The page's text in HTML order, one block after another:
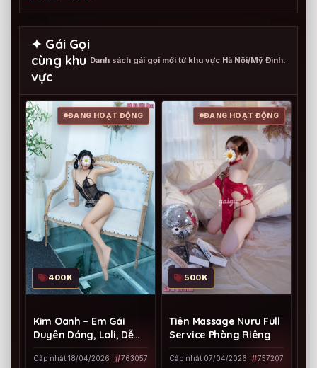
✦ Gái Gọi
cùng khu
vực
Danh sách gái gọi mới từ khu vực Hà Nội/Mỹ Đình.
ĐANG HOẠT ĐỘNG
400K
Kim Oanh – Em Gái
Duyên Dáng, Loli, Dễ
Cập nhật 18/04/2026 763057
ĐANG HOẠT ĐỘNG
500K
Tiên Massage Nuru Full
Service Phòng Riêng
Cập nhật 07/04/2026 757207